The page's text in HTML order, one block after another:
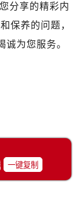
分享的精彩内
保养的问题，
为您服务。
一键复制